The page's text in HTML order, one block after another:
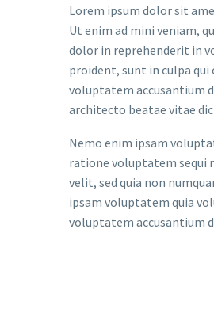
Lorem ipsum dolor sit
Ut enim ad mini veniam,
dolor in reprehenderit in
proident, sunt in culpa
voluptatem accusantium
architecto beatae vitae
Nemo enim ipsam
ratione voluptatem sequi
velit, sed quia non
ipsam voluptatem quia
voluptatem accusantium